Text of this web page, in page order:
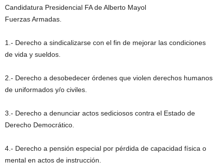
Candidatura Presidencial FA de Alberto Mayol
Fuerzas Armadas.
1.- Derecho a sindicalizarse con el fin de mejorar las condiciones
de vida y sueldos.
2.- Derecho a desobedecer órdenes que violen derechos humanos
de uniformados y/o civiles.
3.- Derecho a denunciar actos sediciosos contra el Estado de
Derecho Democrático.
4.- Derecho a pensión especial por pérdida de capacidad física o
mental en actos de instrucción.